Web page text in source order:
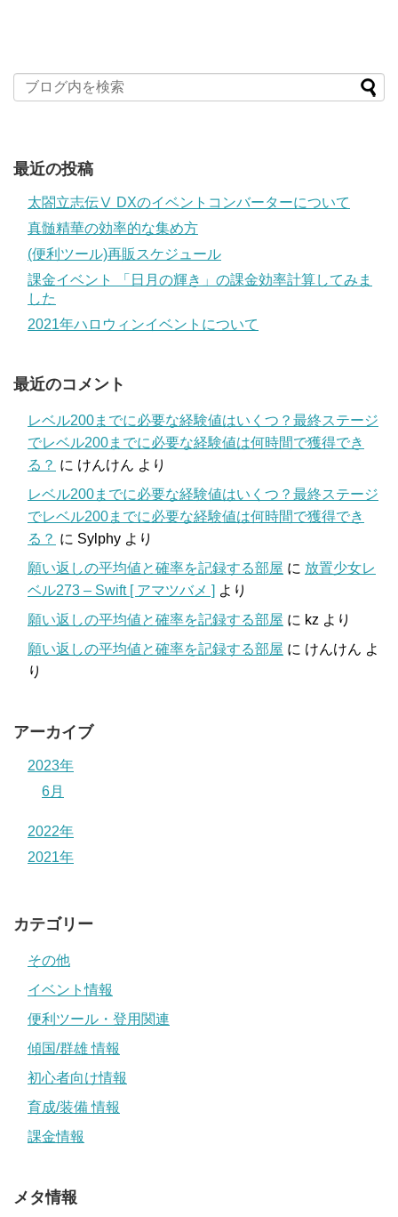
最近の投稿
太閤立志伝Ⅴ DXのイベントコンバーターについて
真髄精華の効率的な集め方
(便利ツール)再販スケジュール
課金イベント 「日月の輝き」の課金効率計算してみま
した
2021年ハロウィンイベントについて
最近のコメント
レベル200までに必要な経験値はいくつ？最終ステージ
でレベル200までに必要な経験値は何時間で獲得でき
る？ に けんけん より
レベル200までに必要な経験値はいくつ？最終ステージ
でレベル200までに必要な経験値は何時間で獲得でき
る？ に Sylphy より
願い返しの平均値と確率を記録する部屋 に 放置少女レ
ベル273 – Swift [ アマツバメ ] より
願い返しの平均値と確率を記録する部屋 に kz より
願い返しの平均値と確率を記録する部屋 に けんけん よ
り
アーカイブ
2023年
6月
2022年
2021年
カテゴリー
その他
イベント情報
便利ツール・登用関連
傾国/群雄 情報
初心者向け情報
育成/装備 情報
課金情報
メタ情報